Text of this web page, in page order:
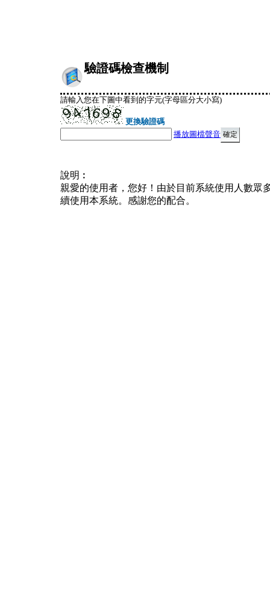
驗證碼檢查機制
請輸入您在下圖中看到的字元(字母區分大小寫)
更換驗證碼
播放圖檔聲音
說明︰
親愛的使用者，您好！由於目前系統使用人數眾
續使用本系統。感謝您的配合。